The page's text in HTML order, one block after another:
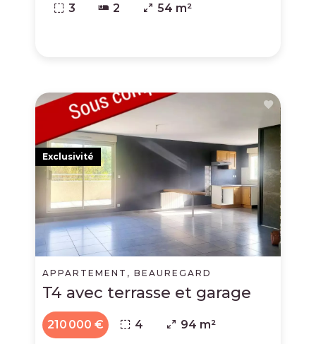
3
2 54 m²
APPARTEMENT, BEAUREGARD
T4 avec terrasse et garage
210 000 € 4 94 m²
Exclusivité